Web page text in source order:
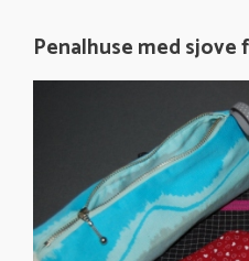
Penalhuse med sjove